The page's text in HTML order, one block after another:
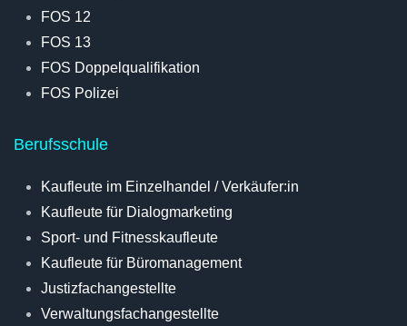
FOS 12
FOS 13
FOS Doppelqualifikation
FOS Polizei
Berufsschule
Kaufleute im Einzelhandel / Verkäufer:in
Kaufleute für Dialogmarketing
Sport- und Fitnesskaufleute
Kaufleute für Büromanagement
Justizfachangestellte
Verwaltungsfachangestellte